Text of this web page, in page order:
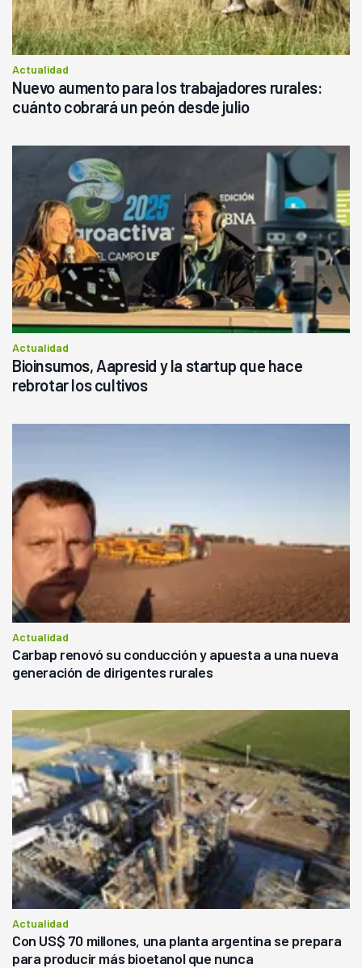
Actualidad
Nuevo aumento para los trabajadores rurales:
cuánto cobrará un peón desde julio
Actualidad
Bioinsumos, Aapresid y la startup que hace
rebrotar los cultivos
Actualidad
Carbap renovó su conducción y apuesta a una nueva
generación de dirigentes rurales
Actualidad
Con US$ 70 millones, una planta argentina se prepara
para producir más bioetanol que nunca